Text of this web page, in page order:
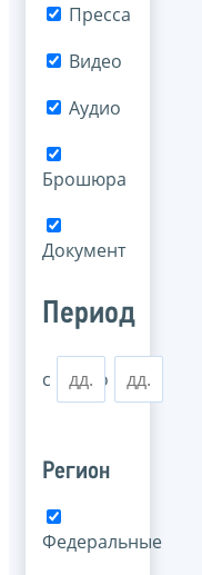
Пресса
Видео
Аудио
Брошюра
Документ
Период
с по
Регион
Федеральные